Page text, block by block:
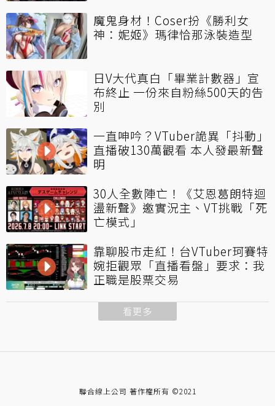
魔鬼身材！Coser扮《勝利女
神：妮姬》瑪律恰那泳裝造型
日V大代真白「畢業計數器」宣
布終止 一份來自粉絲500天的告
別
一直呻吟？VTuber詭異「抖動」
直播破130萬觀看 本人發最新聲
明
30人全數陣亡！《艾恩葛朗特迴
盪新聲》邀實況主、VT挑戰「死
亡模式」
靠聊股市走紅！台VTuber珂賽特
婉拒觀眾「直播看盤」要求：我
正職是股票交易
看更多
聯合線上公司 著作權所有 ©2021